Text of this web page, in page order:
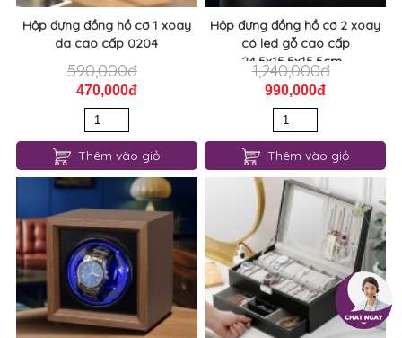
Hộp đựng đồng hồ cơ 1 xoay
da cao cấp 0204
590,000đ
470,000đ
Thêm vào giỏ
Hộp đựng đồng hồ cơ 2 xoay
có led gỗ cao cấp
24,5x15,5x15,5cm...
1,240,000đ
990,000đ
Thêm vào giỏ